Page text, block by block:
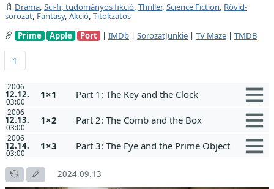
Dráma, Sci-fi, tudományos fikció, Thriller, Science Fiction, Rövid-
sorozat, Fantasy, Akció, Titokzatos
Prime
Apple Port | IMDb | SorozatJunkie | TV Maze | TMDB
1
2006
12.12.
03:00
1×1 Part 1: The Key and the Clock
2006
12.13.
03:00
1×2 Part 2: The Comb and the Box
2006
12.14.
03:00
1×3 Part 3: The Eye and the Prime Object
2024.09.13